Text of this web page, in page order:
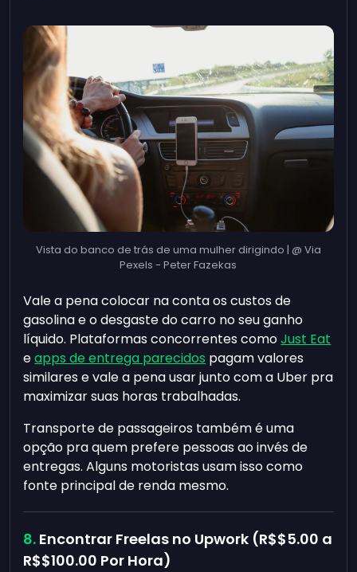
Vista do banco de trás de uma mulher dirigindo | @ Via
Pexels - Peter Fazekas
Vale a pena colocar na conta os custos de
gasolina e o desgaste do carro no seu ganho
líquido. Plataformas concorrentes comoJust Eat
eapps de entrega parecidos pagam valores
similares e vale a pena usar junto com a Uber pra
maximizar suas horas trabalhadas.
Transporte de passageiros também é uma
opção pra quem prefere pessoas ao invés de
entregas. Alguns motoristas usam isso como
fonte principal de renda mesmo.
Encontrar Freelas no Upwork (R$$5.00 a
R$$100.00 Por Hora)